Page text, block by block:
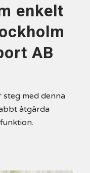
enkelt
AB
steg med denna
åtgärda